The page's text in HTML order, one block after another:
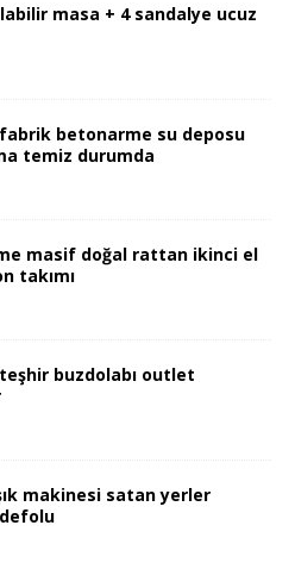
masa + 4 sandalye ucuz
betonarme su deposu
temiz durumda
masif doğal rattan ikinci el
takımı
buzdolabı outlet
makinesi satan yerler